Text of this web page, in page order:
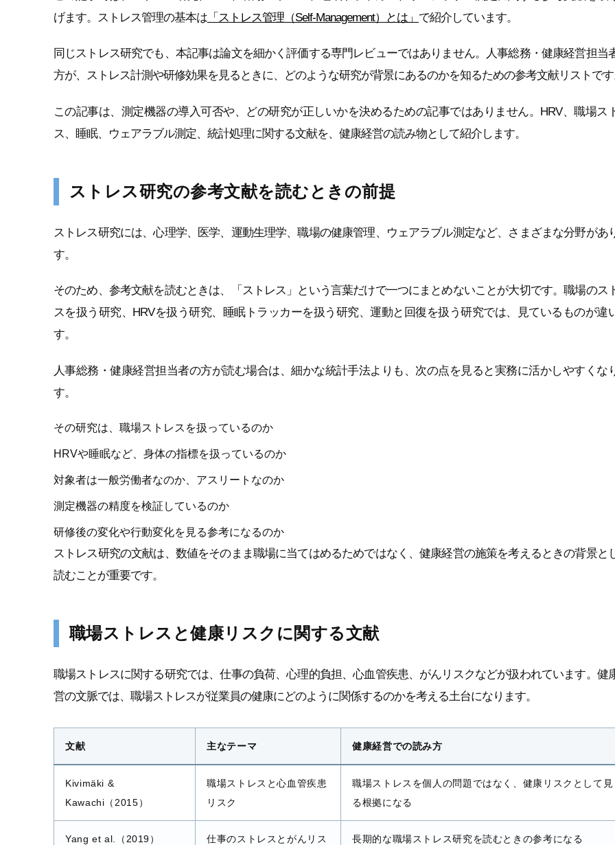
げます。ストレス管理の基本は 「ストレス管理（Self-Management）とは」 で紹介しています。
同じストレス研究でも、本記事は論文を細かく評価する専門レビューではありません。人事総務・健康経営担当
方が、ストレス計測や研修効果を見るときに、どのような研究が背景にあるのかを知るための参考文献リストです
この記事は、測定機器の導入可否や、どの研究が正しいかを決めるための記事ではありません。HRV、職場ス
ス、睡眠、ウェアラブル測定、統計処理に関する文献を、健康経営の読み物として紹介します。
ストレス研究の参考文献を読むときの前提
ストレス研究には、心理学、医学、運動生理学、職場の健康管理、ウェアラブル測定など、さまざまな分野があ
す。
そのため、参考文献を読むときは、「ストレス」という言葉だけで一つにまとめないことが大切です。職場のス
スを扱う研究、HRVを扱う研究、睡眠トラッカーを扱う研究、運動と回復を扱う研究では、見ているものが違
す。
人事総務・健康経営担当者の方が読む場合は、細かな統計手法よりも、次の点を見ると実務に活かしやすくな
す。
その研究は、職場ストレスを扱っているのか
HRVや睡眠など、身体の指標を扱っているのか
対象者は一般労働者なのか、アスリートなのか
測定機器の精度を検証しているのか
研修後の変化や行動変化を見る参考になるのか
ストレス研究の文献は、数値をそのまま職場に当てはめるためではなく、健康経営の施策を考えるときの背景と
読むことが重要です。
職場ストレスと健康リスクに関する文献
職場ストレスに関する研究では、仕事の負荷、心理的負担、心血管疾患、がんリスクなどが扱われています。健
営の文脈では、職場ストレスが従業員の健康にどのように関係するのかを考える土台になります。
文献 主なテーマ 健康経営での読み方
Kivimäki &
Kawachi（2015）
職場ストレスと心血管疾患
リスク
職場ストレスを個人の問題ではなく、健康リスクとして見
る根拠になる
Yang et al.（2019）
仕事のストレスとがんリス
長期的な職場ストレス研究を読むときの参考になる